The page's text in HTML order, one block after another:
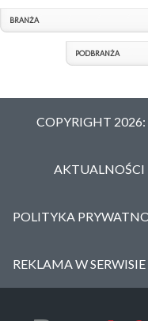
BRANŻA
PODBRANŻA
COPYRIGHT
AKTUALNOŚCI
POLITYKA
REKLAMA W SERWISIE